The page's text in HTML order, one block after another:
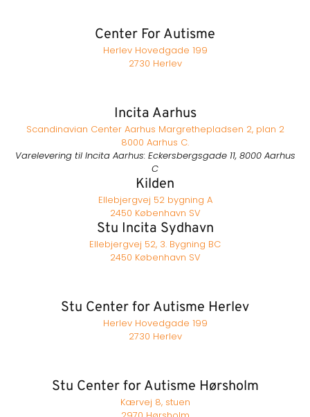
Center For Autisme
Herlev Hovedgade 199
2730 Herlev
Incita Aarhus
Scandinavian Center Aarhus Margrethepladsen 2, plan 2
8000 Aarhus C.
Varelevering til Incita Aarhus: Eckersbergsgade 11, 8000 Aarhus
C
Kilden
Ellebjergvej 52 bygning A
2450 København SV
Stu Incita Sydhavn
Ellebjergvej 52, 3. Bygning BC
2450 København SV
Stu Center for Autisme Herlev
Herlev Hovedgade 199
2730 Herlev
Stu Center for Autisme Hørsholm
Kærvej 8, stuen